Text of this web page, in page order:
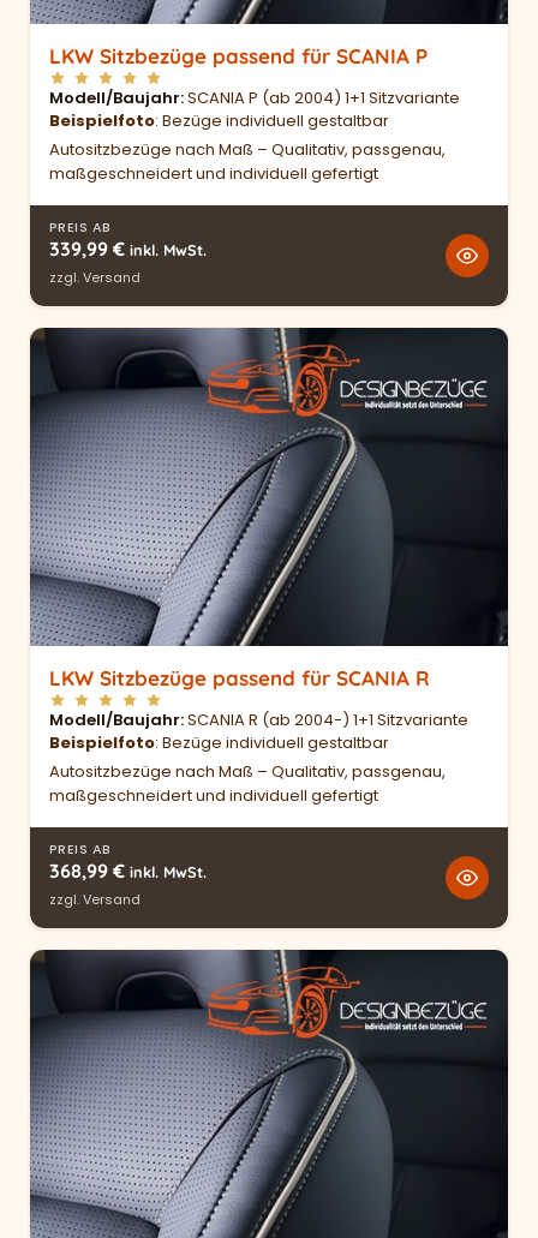
LKW Sitzbezüge passend für SCANIA P
Modell/Baujahr SCANIA P (ab 2004) 1+1 Sitzvariante
Beispielfoto: Bezüge individuell gestaltbar
Autositzbezüge nach Maß – Qualitativ, passgenau,
maßgeschneidert und individuell gefertigt
PREIS AB
339,99 € inkl. MwSt.
zzgl.Versand
LKW Sitzbezüge passend für SCANIA R
Modell/Baujahr SCANIA R (ab 2004-) 1+1 Sitzvariante
Beispielfoto: Bezüge individuell gestaltbar
Autositzbezüge nach Maß – Qualitativ, passgenau,
maßgeschneidert und individuell gefertigt
PREIS AB
368,99 € inkl. MwSt.
zzgl.Versand